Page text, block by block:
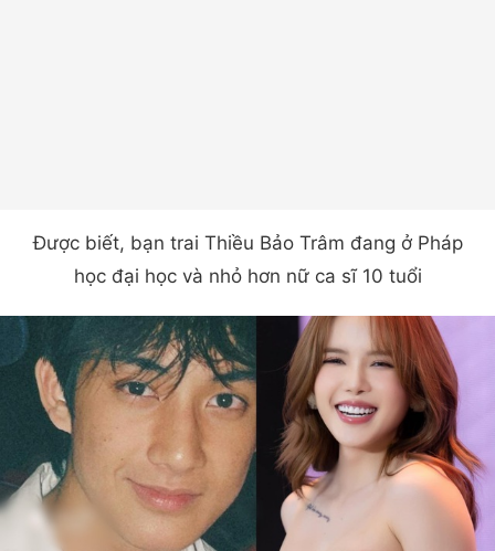
Được biết, bạn trai Thiều Bảo Trâm đang ở Pháp
học đại học và nhỏ hơn nữ ca sĩ 10 tuổi